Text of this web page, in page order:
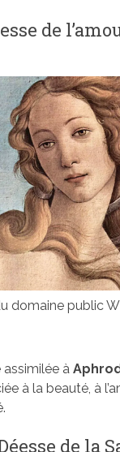
de
domaine public
assimilée à
à la beauté, à
de la